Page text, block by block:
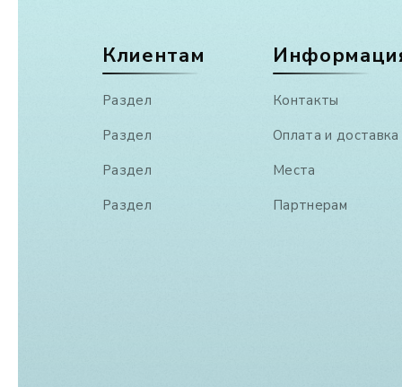
Клиентам
Раздел
Раздел
Раздел
Раздел
Контакты
Оплата и доставка
Места
Партнерам